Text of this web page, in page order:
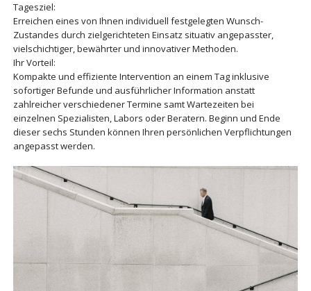
Tagesziel:
Erreichen eines von Ihnen individuell festgelegten Wunsch-
Zustandes durch zielgerichteten Einsatz situativ angepasster,
vielschichtiger, bewährter und innovativer Methoden.
Ihr Vorteil:
Kompakte und effiziente Intervention an einem Tag inklusive
sofortiger Befunde und ausführlicher Information anstatt
zahlreicher verschiedener Termine samt Wartezeiten bei
einzelnen Spezialisten, Labors oder Beratern. Beginn und Ende
dieser sechs Stunden können Ihren persönlichen Verpflichtungen
angepasst werden.